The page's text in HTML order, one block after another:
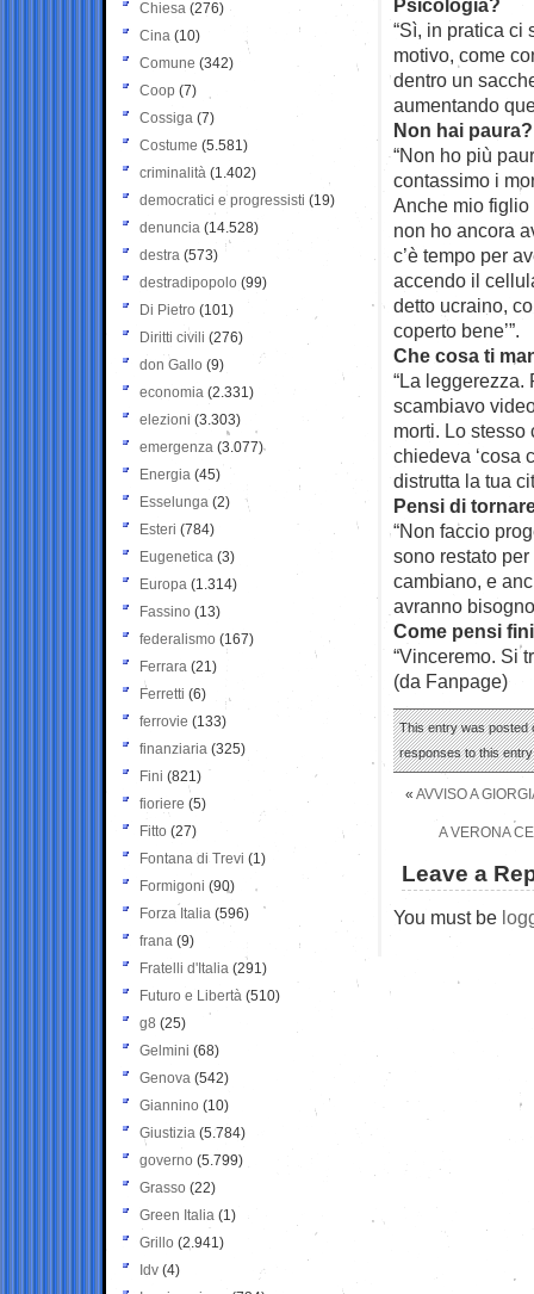
Psicologia?
“Sì, in pratica ci
motivo, come
dentro un
aumentando
Non hai paura?
“Non ho più
contassimo i
Anche mio
non ho ancora
c’è tempo per
accendo il
detto ucraino,
coperto bene’”.
Che cosa ti
“La
scambiavo
morti. Lo
chiedeva ‘cosa
distrutta la tua
Pensi di
“Non faccio
sono restato
cambiano, e
avranno
Come pensi
“Vinceremo. Si
(da Fanpage)
This entry was posted
responses to this
« AVVISO A
A VERONA
Leave a
You must be
Chiesa (276)
Cina (10)
Comune (342)
Coop (7)
Cossiga (7)
Costume (5.581)
criminalità (1.402)
democratici e progressisti (19)
denuncia (14.528)
destra (573)
destradipopolo (99)
Di Pietro (101)
Diritti civili (276)
don Gallo (9)
economia (2.331)
elezioni (3.303)
emergenza (3.077)
Energia (45)
Esselunga (2)
Esteri (784)
Eugenetica (3)
Europa (1.314)
Fassino (13)
federalismo (167)
Ferrara (21)
Ferretti (6)
ferrovie (133)
finanziaria (325)
Fini (821)
fioriere (5)
Fitto (27)
Fontana di Trevi (1)
Formigoni (90)
Forza Italia (596)
frana (9)
Fratelli d'Italia (291)
Futuro e Libertà (510)
g8 (25)
Gelmini (68)
Genova (542)
Giannino (10)
Giustizia (5.784)
governo (5.799)
Grasso (22)
Green Italia (1)
Grillo (2.941)
Idv (4)